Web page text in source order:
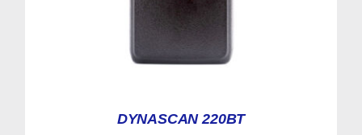
DYNASCAN 220BT